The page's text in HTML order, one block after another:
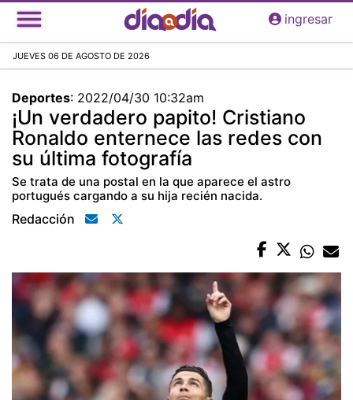
Pasar
al
principal
ingresar
JUEVES 06 DE AGOSTO DE 2026
Deportes: 2022/04/30 10:32am
¡Un verdadero papito! Cristiano
Ronaldo enternece las redes con
su última fotografía
Se trata de una postal en la que aparece el astro
portugués cargando a su hija recién nacida.
Redacción